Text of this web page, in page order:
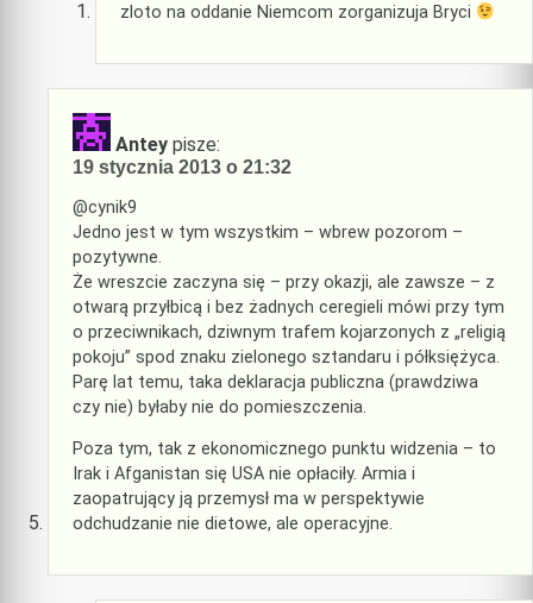
zloto na oddanie Niemcom zorganizuja Bryci
Antey pisze:
19 stycznia 2013 o 21:32
@cynik9
Jedno jest w tym wszystkim – wbrew pozorom –
pozytywne.
Że wreszcie zaczyna się – przy okazji, ale zawsze – z
otwarą przyłbicą i bez żadnych ceregieli mówi przy tym
o przeciwnikach, dziwnym trafem kojarzonych z „religią
pokoju” spod znaku zielonego sztandaru i półksiężyca.
Parę lat temu, taka deklaracja publiczna (prawdziwa
czy nie) byłaby nie do pomieszczenia.
Poza tym, tak z ekonomicznego punktu widzenia – to
Irak i Afganistan się USA nie opłaciły. Armia i
zaopatrujący ją przemysł ma w perspektywie
odchudzanie nie dietowe, ale operacyjne.